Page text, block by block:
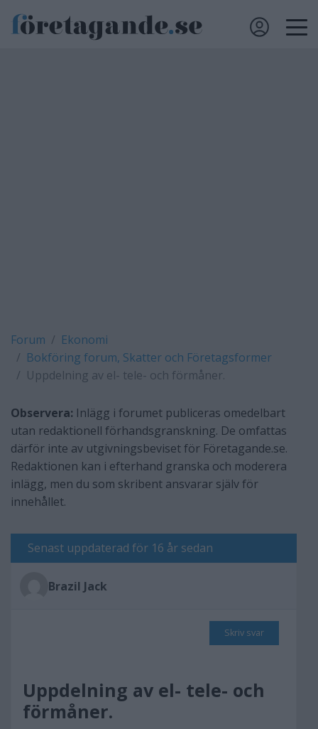
Forum
Ekonomi
Bokföring forum, Skatter och Företagsformer
Uppdelning av el- tele- och förmåner.
Observera: Inlägg i forumet publiceras omedelbart
utan redaktionell förhandsgranskning. De omfattas
därför inte av utgivningsbeviset för Företagande.se.
Redaktionen kan i efterhand granska och moderera
inlägg, men du som skribent ansvarar själv för
innehållet.
Senast uppdaterad för 16 år sedan
Brazil Jack
Skriv svar
Uppdelning av el- tele- och
förmåner.